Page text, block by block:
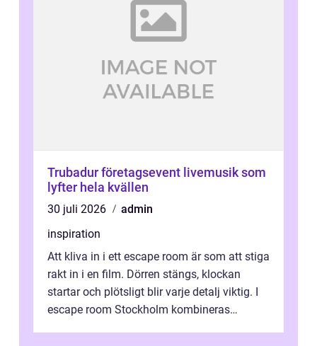
Trubadur företagsevent livemusik som
lyfter hela kvällen
30 juli 2026
admin
inspiration
Att kliva in i ett escape room är som att stiga
rakt in i en film. Dörren stängs, klockan
startar och plötsligt blir varje detalj viktig. I
escape room Stockholm kombineras